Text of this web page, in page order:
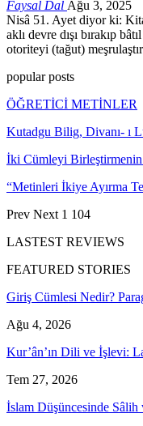
Faysal Dal Ağu 3, 2025
Nisâ 51. Ayet diyor ki:
aklı devre dışı bırakıp
otoriteyi (tağut)
popular posts
ÖĞRETİCİ METİNLER
Kutadgu Bilig, Divanı- ı
İki Cümleyi
“Metinleri İkiye Ayırma
Prev Next 1 104
LASTEST REVIEWS
FEATURED STORIES
Giriş Cümlesi Nedir?
Ağu 4, 2026
Kur’ân’ın Dili ve İşlevi:
Tem 27, 2026
İslam Düşüncesinde